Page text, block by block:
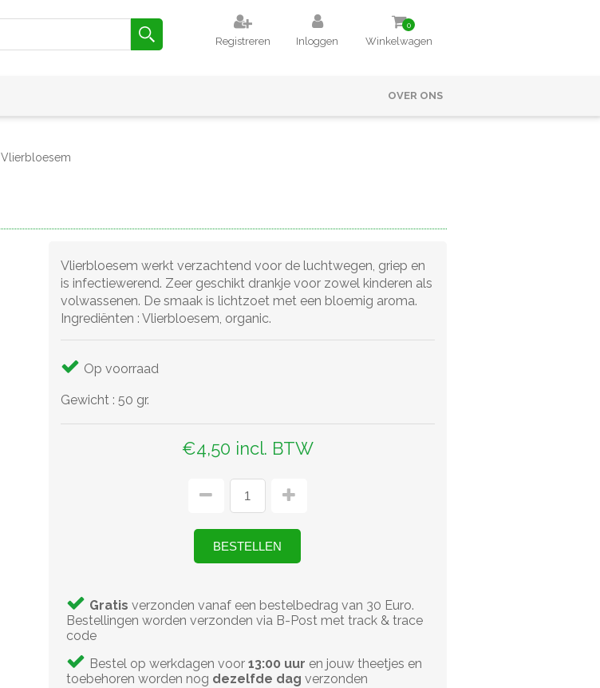
Registreren Inloggen
0
Winkelwagen
OVER ONS
Vlierbloesem
Vlierbloesem werkt verzachtend voor de luchtwegen, griep en
is infectiewerend. Zeer geschikt drankje voor zowel kinderen als
volwassenen. De smaak is lichtzoet met een bloemig aroma.
Ingrediënten : Vlierbloesem, organic.
Op voorraad
Gewicht : 50 gr.
€4,50 incl. BTW
Gratis verzonden vanaf een bestelbedrag van 30 Euro.
Bestellingen worden verzonden via B-Post met track & trace
code
Bestel op werkdagen voor 13:00 uur en jouw theetjes en
toebehoren worden nog dezelfde dag verzonden